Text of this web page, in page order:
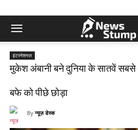
इंटरनेशनल
मुकेश अंबानी बने दुनिया के सातवें सबसे
बफे को पीछे छोड़ा
By न्यूज़ डेस्क